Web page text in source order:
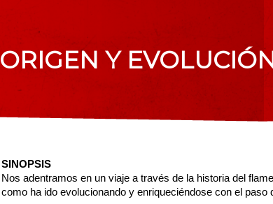
ORIGEN Y
SINOPSIS
Nos adentramos en un viaje a través de la historia del
como ha ido evolucionando y enriqueciéndose con el paso